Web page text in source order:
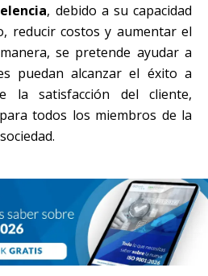
, debido a su capacidad
reducir costos y aumentar el
se pretende ayudar a
puedan alcanzar el éxito a
la satisfacción del cliente,
todos los miembros de la